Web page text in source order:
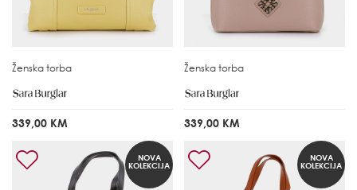
Ženska torba
339,00 KM
Ženska torba
339,00 KM
NOVA
KOLEKCIJA
NOVA
KOLEKCIJA